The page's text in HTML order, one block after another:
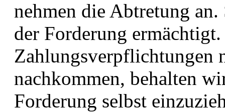
nehmen die Abtretung
der Forderung
Zahlungsverpflichtungen
nachkommen, behalten
Forderung selbst